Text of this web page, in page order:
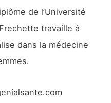
de l’Université
travaille à
dans la médecine